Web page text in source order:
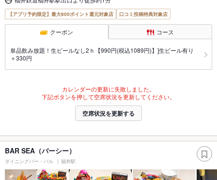
【アプリ予約限定】最大800ポイント還元対象店 口コミ投稿特典対象店
クーポン コース
単品飲み放題！生ビールなし2ｈ【990円(税込1089円)】]生ビール有り
＋330円
カレンダーの更新に失敗しました。
下記ボタンを押して空席状況を更新してください。
空席状況を更新する
BAR SEA（バーシー）
ダイニングバー・バル 福井駅